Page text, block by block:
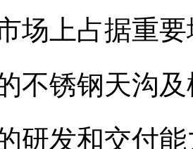
场上占据重
不锈钢天沟
研发和交付